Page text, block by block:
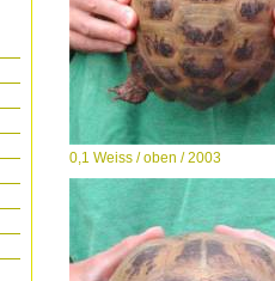
0,1 Weiss / oben / 2003